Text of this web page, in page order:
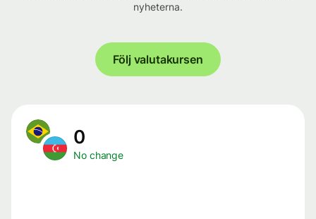
nyheterna.
Följ valutakursen
0
No change